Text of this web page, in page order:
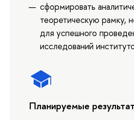
сформировать
теоретическую рамку,
для успешного
исследований
Планируемые